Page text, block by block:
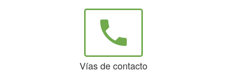
phone
Vías de contacto